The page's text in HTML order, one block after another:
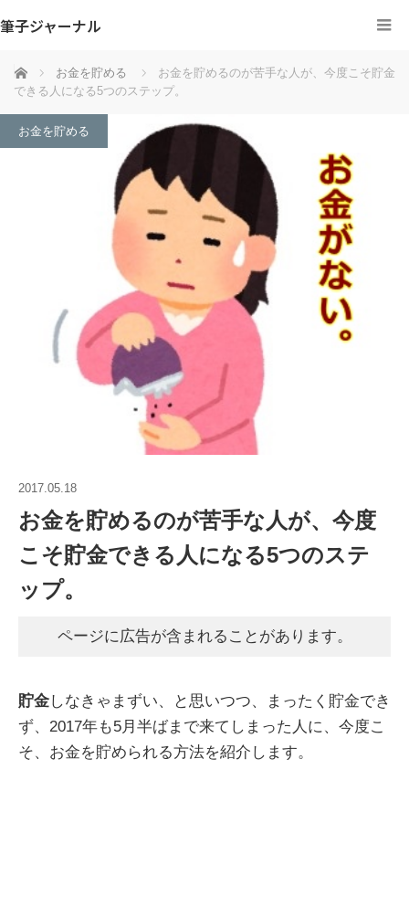
筆子ジャーナル
ホーム お金を貯める
お金を貯めるのが苦手な人が、今度こそ貯金
できる人になる5つのステップ。
お金を貯める
2017.05.18
お金を貯めるのが苦手な人が、今度
こそ貯金できる人になる5つのステ
ップ。
ページに広告が含まれることがあります。
貯金しなきゃまずい、と思いつつ、まったく貯金でき
ず、2017年も5月半ばまで来てしまった人に、今度こ
そ、お金を貯められる方法を紹介します。